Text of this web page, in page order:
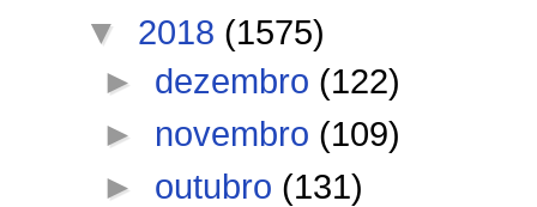
▼ 2018 (1575)
► dezembro (122)
► novembro (109)
► outubro (131)